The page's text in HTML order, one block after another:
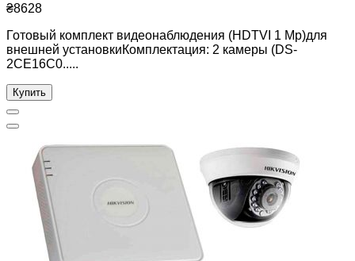
₴8628
Готовый комплект видеонаблюдения (HDTVI 1 Mp)для
внешней установкиКомплектация: 2 камеры (DS-
2CE16C0.....
Купить